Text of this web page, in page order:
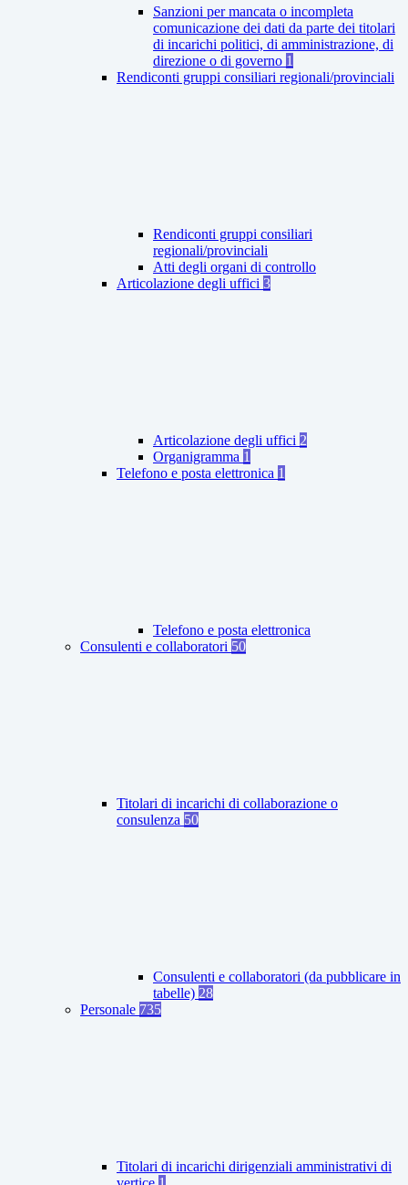
Sanzioni per mancata o incompleta
comunicazione dei dati da parte dei titolari
di incarichi politici, di amministrazione, di
direzione o di governo 1
Rendiconti gruppi consiliari regionali/provinciali
Rendiconti gruppi consiliari
regionali/provinciali
Atti degli organi di controllo
Articolazione degli uffici 3
Articolazione degli uffici 2
Organigramma 1
Telefono e posta elettronica 1
Telefono e posta elettronica
Consulenti e collaboratori 50
Titolari di incarichi di collaborazione o
consulenza 50
Consulenti e collaboratori (da pubblicare in
tabelle) 28
Personale 735
Titolari di incarichi dirigenziali amministrativi di